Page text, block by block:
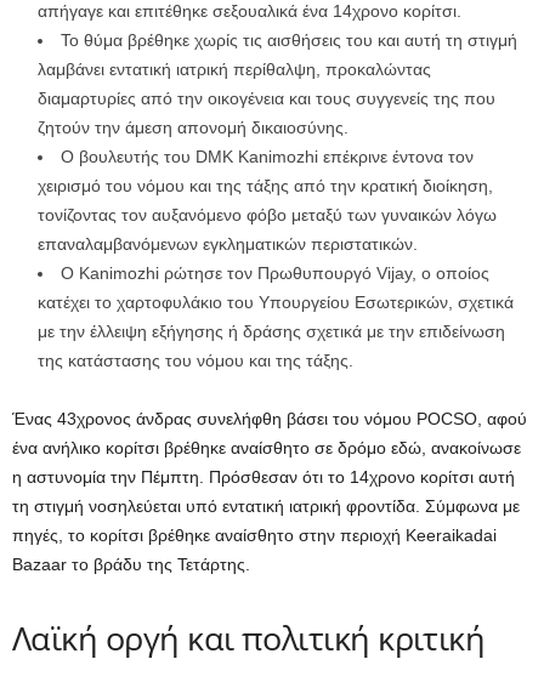
απήγαγε και επιτέθηκε σεξουαλικά ένα 14χρονο κορίτσι.
Το θύμα βρέθηκε χωρίς τις αισθήσεις του και αυτή τη στιγμή
λαμβάνει εντατική ιατρική περίθαλψη, προκαλώντας
διαμαρτυρίες από την οικογένεια και τους συγγενείς της που
ζητούν την άμεση απονομή δικαιοσύνης.
Ο βουλευτής του DMK Kanimozhi επέκρινε έντονα τον
χειρισμό του νόμου και της τάξης από την κρατική διοίκηση,
τονίζοντας τον αυξανόμενο φόβο μεταξύ των γυναικών λόγω
επαναλαμβανόμενων εγκληματικών περιστατικών.
Ο Kanimozhi ρώτησε τον Πρωθυπουργό Vijay, ο οποίος
κατέχει το χαρτοφυλάκιο του Υπουργείου Εσωτερικών, σχετικά
με την έλλειψη εξήγησης ή δράσης σχετικά με την επιδείνωση
της κατάστασης του νόμου και της τάξης.
Ένας 43χρονος άνδρας συνελήφθη βάσει του νόμου POCSO, αφού
ένα ανήλικο κορίτσι βρέθηκε αναίσθητο σε δρόμο εδώ, ανακοίνωσε
η αστυνομία την Πέμπτη. Πρόσθεσαν ότι το 14χρονο κορίτσι αυτή
τη στιγμή νοσηλεύεται υπό εντατική ιατρική φροντίδα. Σύμφωνα με
πηγές, το κορίτσι βρέθηκε αναίσθητο στην περιοχή Keeraikadai
Bazaar το βράδυ της Τετάρτης.
Λαϊκή οργή και πολιτική κριτική